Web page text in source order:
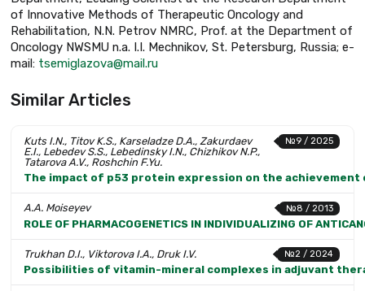
of Innovative Methods of Therapeutic Oncology and
Rehabilitation, N.N. Petrov NMRC, Prof. at the Department of
Oncology NWSMU n.a. I.I. Mechnikov, St. Petersburg, Russia; e-
mail: tsemiglazova@mail.ru
Similar Articles
№9 / 2025
Kuts I.N., Titov K.S., Karseladze D.A., Zakurdaev
E.I., Lebedev S.S., Lebedinsky I.N., Chizhikov N.P.,
Tatarova A.V., Roshchin F.Yu.
The impact of p53 protein expression on the
№8 / 2013
A.A. Moiseyev
ROLE OF PHARMACOGENETICS IN INDIVIDUALIZING OF
№2 / 2024
Trukhan D.I., Viktorova I.A., Druk I.V.
Possibilities of vitamin-mineral complexes in adjuvant